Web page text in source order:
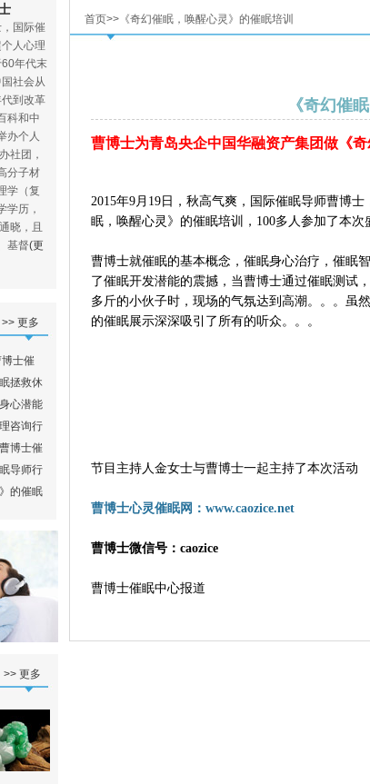
国际催
人心理
年代末
社会从
到改革
科和中
办个人
社团，
分子材
学（复
学历，
晓，且
基督(更
>> 更多
士催
拯救休
心潜能
咨询行
博士催
导师行
的催眠
>> 更多
首页>>《奇幻催眠，唤醒心灵》的催眠培训
《奇幻催
曹博士为青岛央企中国华融资产集团做《
2015年9月19日，秋高气爽，国际催眠导师曹博
眠，唤醒心灵》的催眠培训，100多人参加了本次
曹博士就催眠的基本概念，催眠身心治疗，催眠
了催眠开发潜能的震撼，当曹博士通过催眠测试
多斤的小伙子时，现场的气氛达到高潮。。。虽
的催眠展示深深吸引了所有的听众。。。
节目主持人金女士与曹博士一起主持了本次活动
曹博士心灵催眠网：www.caozice.net
曹博士微信号：caozice
曹博士催眠中心报道